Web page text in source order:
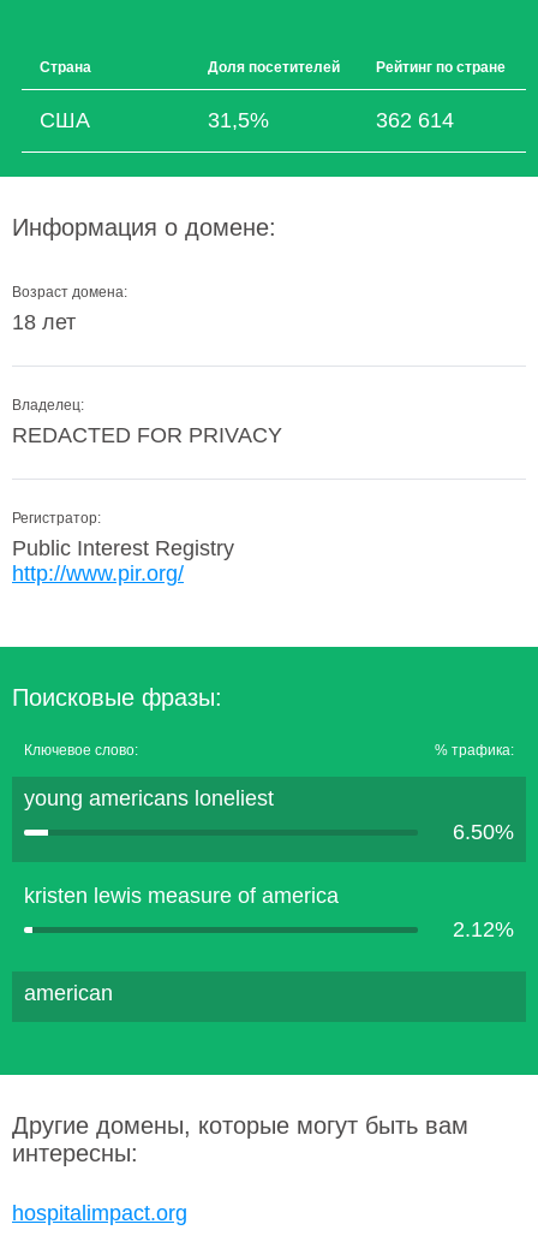
Страна Доля посетителей Рейтинг по стране
США 31,5% 362 614
Информация о домене:
Возраст домена:
18 лет
Владелец:
REDACTED FOR PRIVACY
Регистратор:
Public Interest Registry
http://www.pir.org/
Поисковые фразы:
Ключевое слово: % трафика:
young americans loneliest
6.50%
kristen lewis measure of america
2.12%
american
Другие домены, которые могут быть вам
интересны:
hospitalimpact.org